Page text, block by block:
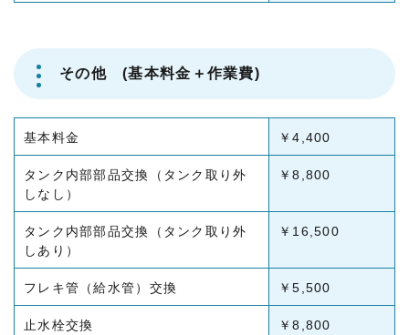
その他 (基本料金＋作業費)
基本料金 ￥4,400
タンク内部部品交換（タンク取り外
しなし）
￥8,800
タンク内部部品交換（タンク取り外
しあり）
￥16,500
フレキ管（給水管）交換 ￥5,500
止水栓交換 ￥8,800